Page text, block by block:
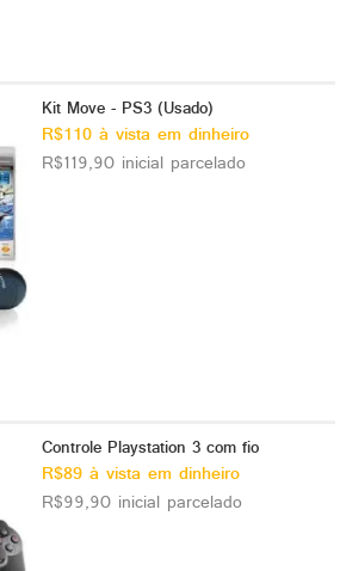
Kit Move - PS3 (Usado)
R$110 à vista em dinheiro
R$119,90 inicial parcelado
Controle Playstation 3 com fio
R$89 à vista em dinheiro
R$99,90 inicial parcelado